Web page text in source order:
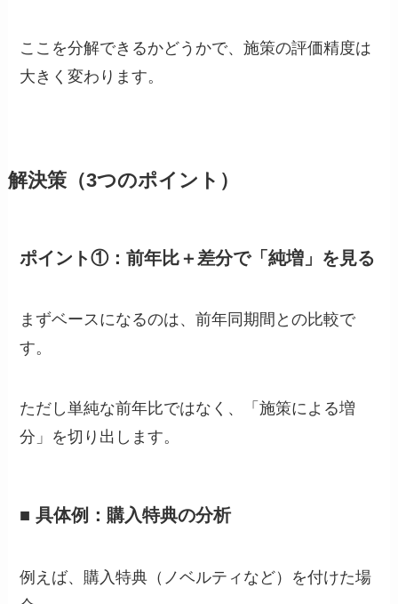
ここを分解できるかどうかで、施策の評価精度は
大きく変わります。
解決策（3つのポイント）
ポイント①：前年比＋差分で「純増」を見る
まずベースになるのは、前年同期間との比較で
す。
ただし単純な前年比ではなく、「施策による増
分」を切り出します。
■ 具体例：購入特典の分析
例えば、購入特典（ノベルティなど）を付けた場